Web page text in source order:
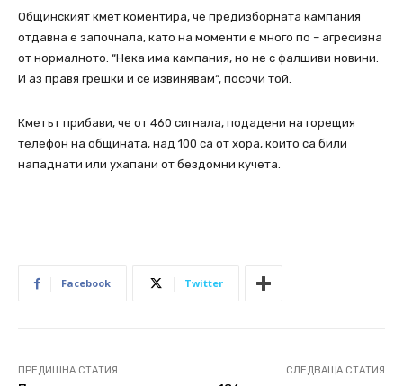
Общинският кмет коментира, че предизборната кампания
отдавна е започнала, като на моменти е много по – агресивна
от нормалното. “Нека има кампания, но не с фалшиви новини.
И аз правя грешки и се извинявам“, посочи той.
Кметът прибави, че от 460 сигнала, подадени на горещия
телефон на общината, над 100 са от хора, които са били
нападнати или ухапани от бездомни кучета.
Facebook Twitter
ПРЕДИШНА СТАТИЯ СЛЕДВАЩА СТАТИЯ